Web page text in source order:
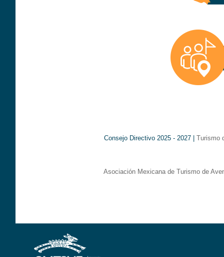
Consejo Directivo 2025 - 2027 | Turismo
Asociación Mexicana de Turismo de